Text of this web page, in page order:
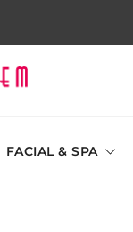
FACIAL & SPA